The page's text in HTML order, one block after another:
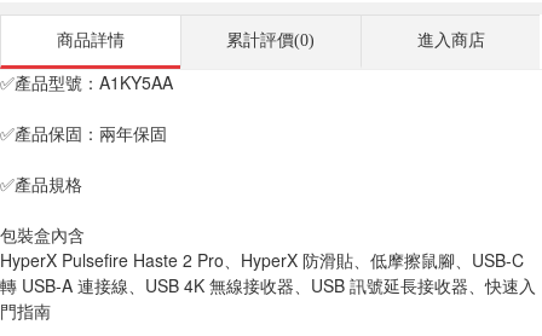
商品詳情 累計評價(0) 進入商店
✅產品型號：A1KY5AA
✅產品保固：兩年保固
✅產品規格
包裝盒內含
HyperX Pulsefire Haste 2 Pro、HyperX 防滑貼、低摩擦鼠腳、USB-C
轉 USB-A 連接線、USB 4K 無線接收器、USB 訊號延長接收器、快速入
門指南